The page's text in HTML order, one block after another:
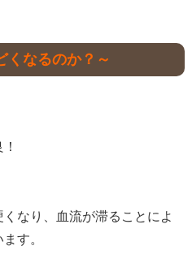
くなるのか？～
なり、血流が滞ることによ
す。